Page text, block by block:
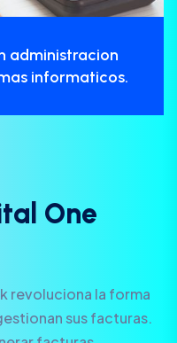
administracion
informaticos.
ta One
revoluciona la forma
sus facturas.